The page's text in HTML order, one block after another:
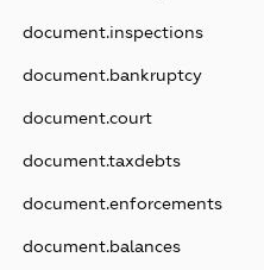
document.inspections
document.bankruptcy
document.court
document.taxdebts
document.enforcements
document.balances